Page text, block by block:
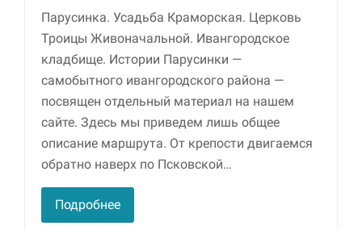
Парусинка. Усадьба Краморская. Церковь
Троицы Живоначальной. Ивангородское
кладбище. Истории Парусинки —
самобытного ивангородского района —
посвящен отдельный материал на нашем
сайте. Здесь мы приведем лишь общее
описание маршрута. От крепости двигаемся
обратно наверх по Псковской…
Подробнее
Необходимые
Использование
этих файлов cookie
обязательно. Они
необходимы для
функционирования
веб-сайта.